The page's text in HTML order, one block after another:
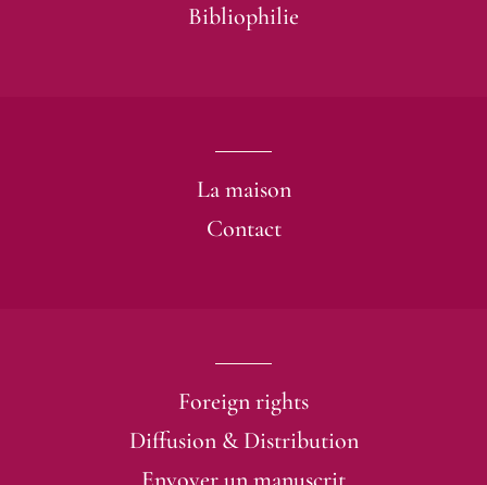
Bibliophilie
La maison
Contact
Foreign rights
Diffusion & Distribution